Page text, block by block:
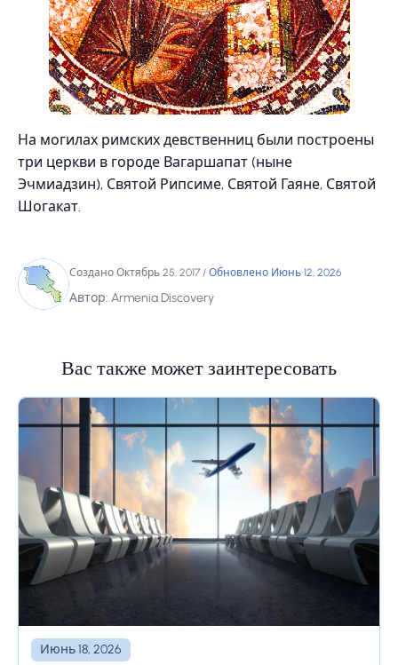
На могилах римских девственниц были построены
три церкви в городе Вагаршапат (ныне
Эчмиадзин), Святой Рипсиме, Святой Гаяне, Святой
Шогакат.
Создано Октябрь 25, 2017 / Обновлено Июнь 12, 2026
Автор: Armenia Discovery
Вас также может заинтересовать
Июнь 18, 2026